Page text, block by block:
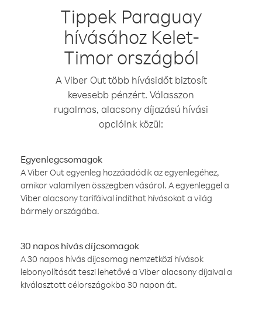
Tippek Paraguay
hívásához Kelet-
Timor országból
A Viber Out több hívásidőt biztosít
kevesebb pénzért. Válasszon
rugalmas, alacsony díjazású hívási
opcióink közül:
Egyenlegcsomagok
A Viber Out egyenleg hozzáadódik az egyenlegéhez,
amikor valamilyen összegben vásárol. A egyenleggel a
Viber alacsony tarifáival indíthat hívásokat a világ
bármely országába.
30 napos hívás díjcsomagok
A 30 napos hívás díjcsomag nemzetközi hívások
lebonyolítását teszi lehetővé a Viber alacsony díjaival a
kiválasztott célországokba 30 napon át.